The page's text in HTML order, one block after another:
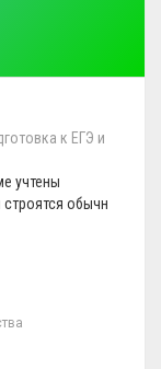
к ЕГЭ и
учтены
обычн